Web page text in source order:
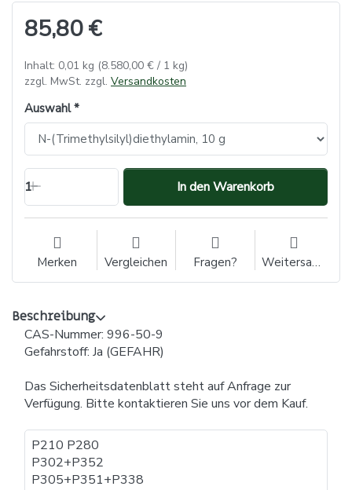
85,80 €
Inhalt: 0,01 kg (8.580,00 € / 1 kg)
zzgl. MwSt. zzgl. Versandkosten
Auswahl
1 In den Warenkorb
Merken Vergleichen Fragen? Weitersagen
Beschreibung
CAS-Nummer: 996-50-9
Gefahrstoff: Ja (GEFAHR)
Das Sicherheitsdatenblatt steht auf Anfrage zur
Verfügung. Bitte kontaktieren Sie uns vor dem Kauf.
P210 P280
P302+P352
P305+P351+P338